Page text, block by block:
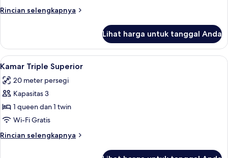
laut
Rincian selengkapnya
Rincian
Suite
Presidensial,
jet
pemandangan
laut
Lihat harga untuk tanggal Anda
Lihat
semua
foto
untuk
Kamar
Triple
Superior
Minibar, brankas, meja kerja, dan
4
Kamar Triple Superior
20 meter persegi
Kapasitas 3
1 queen dan 1 twin
Wi-Fi Gratis
Rincian selengkapnya
Rincian